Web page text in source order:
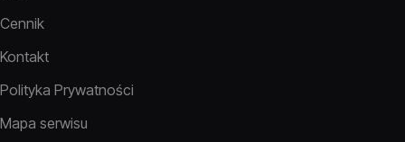
Cennik
Kontakt
Polityka Prywatności
Mapa serwisu